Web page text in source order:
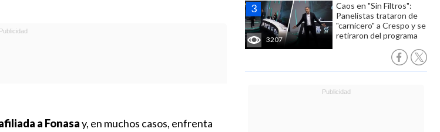
3207
Caos en "Sin Filtros":
Panelistas trataron de
"carnicero" a Crespo y se
retiraron del programa
a Fonasay, en muchos casos, enfrenta